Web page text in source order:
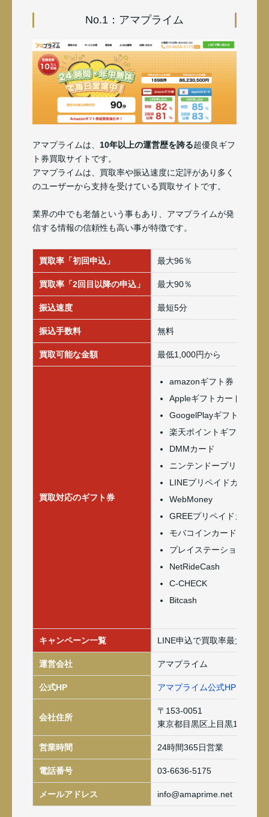
No.1：アマプライム
アマプライムは、 10年以上の運営歴を誇る超優良ギフ
ト券買取サイトです。
アマプライムは、買取率や振込速度に定評があり多く
のユーザーから支持を受けている買取サイトです。
業界の中でも老舗という事もあり、アマプライムが発
信する情報の信頼性も高い事が特徴です。
買取率「初回申込」 最大96％
買取率「2回目以降の申込」 最大90％
振込速度 最短5分
振込手数料 無料
買取可能な金額 最低1,000円から
買取対応のギフト券
amazonギフト券
Appleギフトカード
GoogelPlayギフトカード
楽天ポイントギフトカー
DMMカード
ニンテンドープリペイド
LINEプリペイドカード
WebMoney
GREEプリペイドカード
モバコインカード
プレイステーションネッ
NetRideCash
C-CHECK
Bitcash
キャンペーン一覧 LINE申込で買取率最大3％ア
運営会社 アマプライム
公式HP アマプライム公式HP
会社住所
〒153-0051
東京都目黒区上目黒1-18-11
営業時間 24時間365日営業
電話番号 03-6636-5175
メールアドレス info@amaprime.net